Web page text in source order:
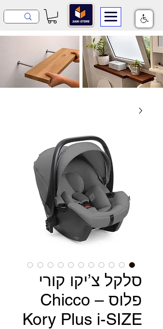
סלקל צ’יקו קורי
פלוס – Chicco
Kory Plus i-SIZE